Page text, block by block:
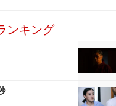
ンキング